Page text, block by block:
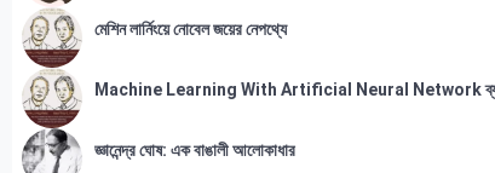
মেশিন লার্নিংয়ে নোবেল জয়ের নেপথ্যে
Machine Learning With Artificial Neural Network
জ্ঞানেন্দ্র ঘোষ: এক বাঙালী আলোকাধার